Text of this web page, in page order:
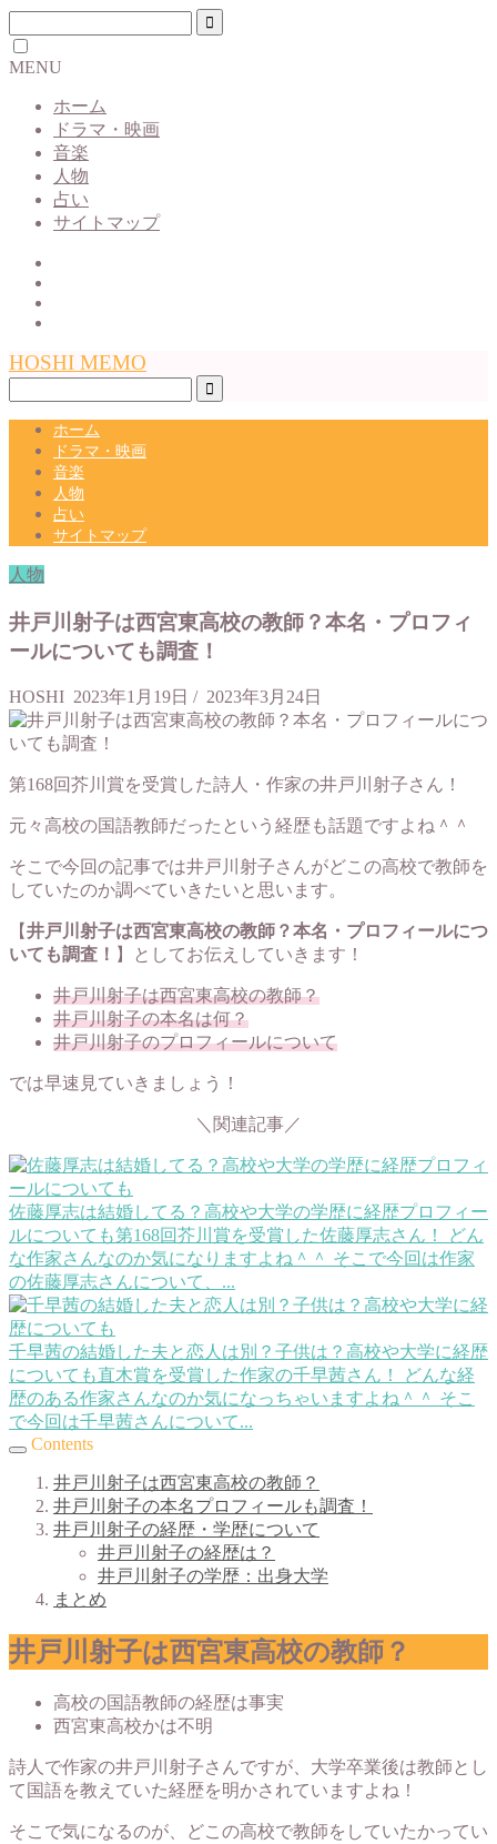
MENU
ホーム
ドラマ・映画
音楽
人物
占い
サイトマップ
HOSHI MEMO
ホーム
ドラマ・映画
音楽
人物
占い
サイトマップ
人物
井戸川射子は西宮東高校の教師？本名・プロフィ
ールについても調査！
HOSHI 2023年1月19日 / 2023年3月24日
第168回芥川賞を受賞した詩人・作家の井戸川射子さん！
元々高校の国語教師だったという経歴も話題ですよね＾＾
そこで今回の記事では井戸川射子さんがどこの高校で教師を
していたのか調べていきたいと思います。
【井戸川射子は西宮東高校の教師？本名・プロフィールにつ
いても調査！ 】としてお伝えしていきます！
井戸川射子は西宮東高校の教師？
井戸川射子の本名は何？
井戸川射子のプロフィールについて
では早速見ていきましょう！
＼関連記事／
佐藤厚志は結婚してる？高校や大学の学歴に経歴プロフィー
ルについても第168回芥川賞を受賞した佐藤厚志さん！ どん
な作家さんなのか気になりますよね＾＾ そこで今回は作家
の佐藤厚志さんについて、...
千早茜の結婚した夫と恋人は別？子供は？高校や大学に経歴
についても直木賞を受賞した作家の千早茜さん！ どんな経
歴のある作家さんなのか気になっちゃいますよね＾＾ そこ
で今回は千早茜さんについて...
Contents
井戸川射子は西宮東高校の教師？
井戸川射子の本名プロフィールも調査！
井戸川射子の経歴・学歴について
井戸川射子の経歴は？
井戸川射子の学歴：出身大学
まとめ
井戸川射子は西宮東高校の教師？
高校の国語教師の経歴は事実
西宮東高校かは不明
詩人で作家の井戸川射子さんですが、大学卒業後は教師とし
て国語を教えていた経歴を明かされていますよね！
そこで気になるのが、どこの高校で教師をしていたかってい